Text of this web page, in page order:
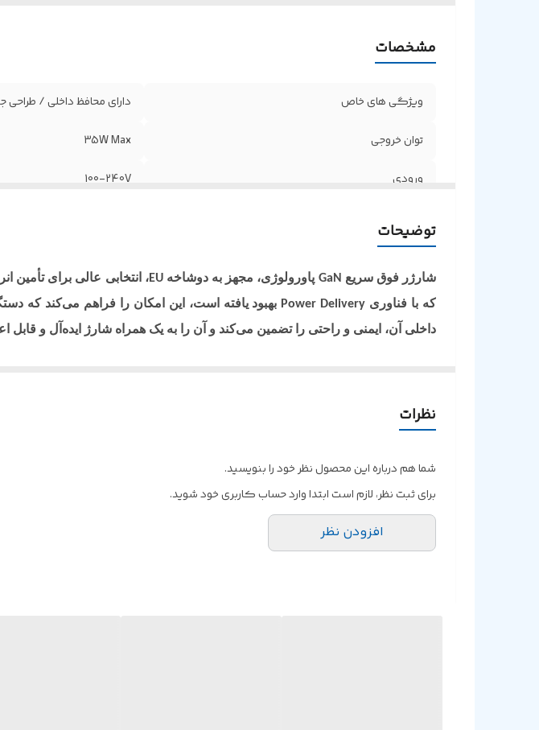
مشخصات
ویژگی های خاص دارای محافظ داخلی / طراحی جمع و جور /
توان خروجی 35W Max
ورودی 100-240V
توضیحات
شارژر فوق سریع GaN پاورولوژی، مجهز به دوشاخهEU، انتخابی عالی برای تأمین انرژی
که با فناوری Power Delivery
داخلی آن، ایمنی و راحتی را تضمین می‌کند و آن را به یک همراه شارژ ایده‌آل و قابل
نظرات
شما هم درباره این محصول نظر خود را بنویسید.
برای ثبت نظر، لازم است ابتدا وارد حساب کاربری خود شوید.
افزودن نظر